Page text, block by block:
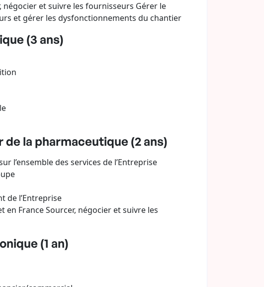
et suivre les fournisseurs Gérer le
et gérer les dysfonctionnements du chantier
(3 ans)
la pharmaceutique (2 ans)
l’ensemble des services de l’Entreprise
de l’Entreprise
en France Sourcer, négocier et suivre les
(1 an)